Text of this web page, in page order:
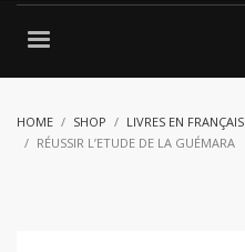
HOME SHOP LIVRES EN FRANÇAIS
RÉUSSIR L’ETUDE DE LA GUÉMARA